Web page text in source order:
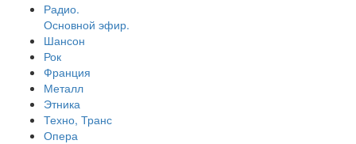
Радио.
Основной эфир.
Шансон
Рок
Франция
Металл
Этника
Техно, Транс
Опера